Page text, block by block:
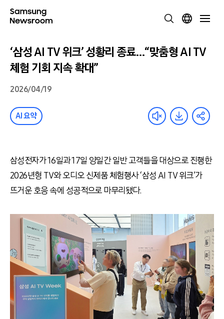
‘삼성 AI TV 위크’ 성황리 종료…“맞춤형 AI TV
체험 기회 지속 확대”
2026/04/19
AI 요약
삼성전자가 16일과 17일 양일간 일반 고객들을 대상으로 진행한
2026년형 TV와 오디오 신제품 체험행사 ‘삼성 AI TV 위크’가
뜨거운 호응 속에 성공적으로 마무리됐다.